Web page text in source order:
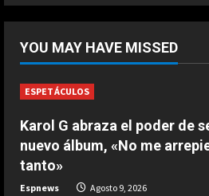
5
campo para
tras un penalti
2
Osimhen la
tienen que
Agosto 9, 2026
YOU MAY HAVE MISSED
ESPETÁCULOS
Karol G abraza el poder de
nuevo álbum, «No me
tanto»
Espnews Agosto 9, 2026